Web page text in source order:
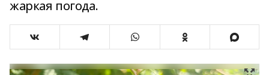
жаркая погода.